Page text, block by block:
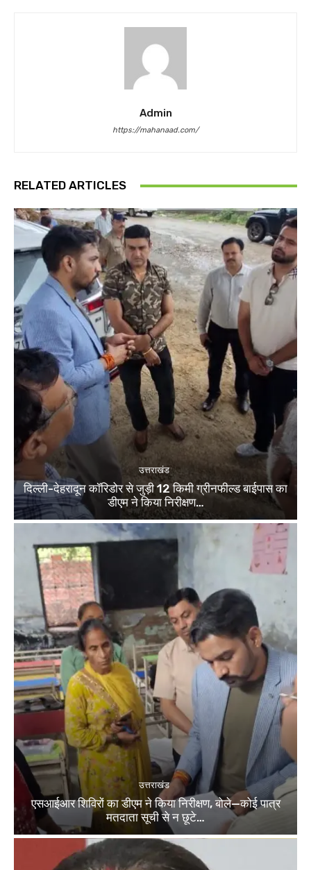
Admin
https://mahanaad.com/
RELATED ARTICLES
उत्तराखंड
दिल्ली-देहरादून कॉरिडोर से जुड़ी 12 किमी ग्रीनफील्ड बाईपास का
डीएम ने किया निरीक्षण…
उत्तराखंड
एसआईआर शिविरों का डीएम ने किया निरीक्षण, बोले—कोई पात्र
मतदाता सूची से न छूटे…